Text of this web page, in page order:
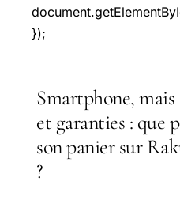
});
Smartphone, mais
et garanties : que
son panier sur
?